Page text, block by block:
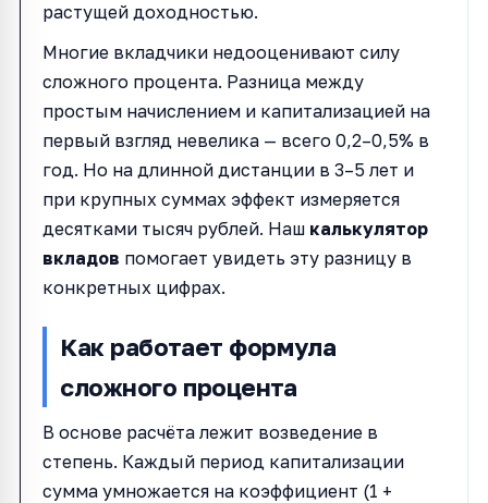
растущей доходностью.
Многие вкладчики недооценивают силу
сложного процента. Разница между
простым начислением и капитализацией на
первый взгляд невелика — всего 0,2–0,5% в
год. Но на длинной дистанции в 3–5 лет и
при крупных суммах эффект измеряется
десятками тысяч рублей. Наш калькулятор
вкладов помогает увидеть эту разницу в
конкретных цифрах.
Как работает формула
сложного процента
В основе расчёта лежит возведение в
степень. Каждый период капитализации
сумма умножается на коэффициент (1 +